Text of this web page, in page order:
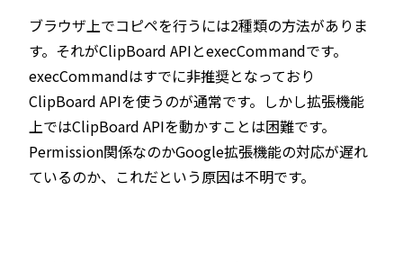
ブラウザ上でコピペを行うには2種類の方法がありま
す。それがClipBoard APIとexecCommandです。
execCommandはすでに非推奨となっており
ClipBoard APIを使うのが通常です。しかし拡張機能
上ではClipBoard APIを動かすことは困難です。
Permission関係なのかGoogle拡張機能の対応が遅れ
ているのか、これだという原因は不明です。